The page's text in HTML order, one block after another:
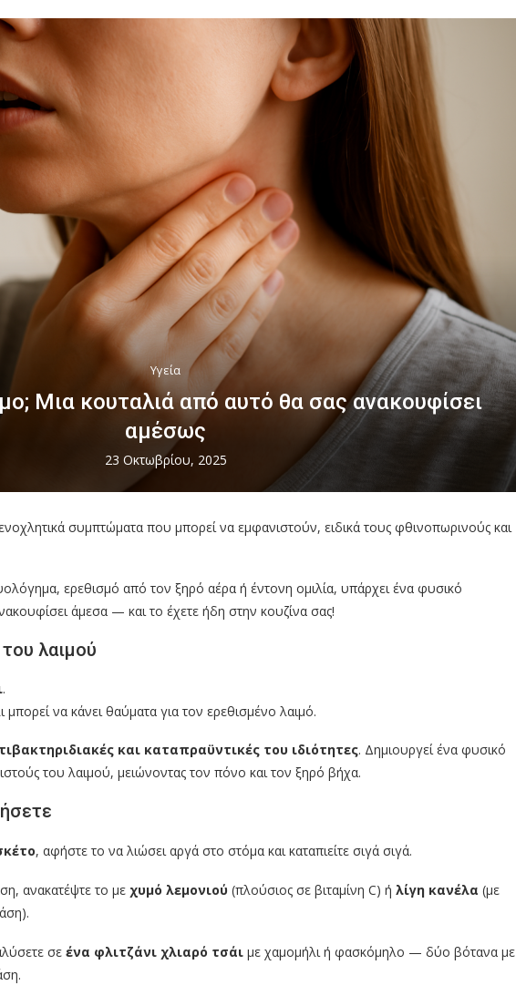
Υγεία
Μια κουταλιά από αυτό θα σας ανακουφίσει
αμέσως
23 Οκτωβρίου, 2025
συμπτώματα που μπορεί να εμφανιστούν, ειδικά τους φθινοπωρινούς και
ερεθισμό από τον ξηρό αέρα ή έντονη ομιλία, υπάρχει ένα φυσικό
άμεσα — και το έχετε ήδη στην κουζίνα σας!
λαιμού
.
να κάνει θαύματα για τον ερεθισμένο λαιμό.
και καταπραϋντικές του ιδιότητες. Δημιουργεί ένα φυσικό
του λαιμού, μειώνοντας τον πόνο και τον ξηρό βήχα.
, αφήστε το να λιώσει αργά στο στόμα και καταπιείτε σιγά σιγά.
ανακατέψτε το με χυμό λεμονιού (πλούσιος σε βιταμίνη C) ή λίγη κανέλα (με
σε ένα φλιτζάνι χλιαρό τσάι με χαμομήλι ή φασκόμηλο — δύο βότανα με